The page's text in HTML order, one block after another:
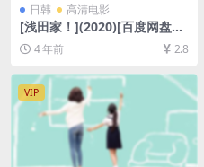
日韩 高清电影
[浅田家！](2020)[百度网盘
+迅雷云盘资源1080P超清未
删减][MP4/8.2GB][日语中字]
4 年前 2.8
VIP